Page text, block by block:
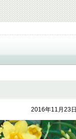
2016年11月23日